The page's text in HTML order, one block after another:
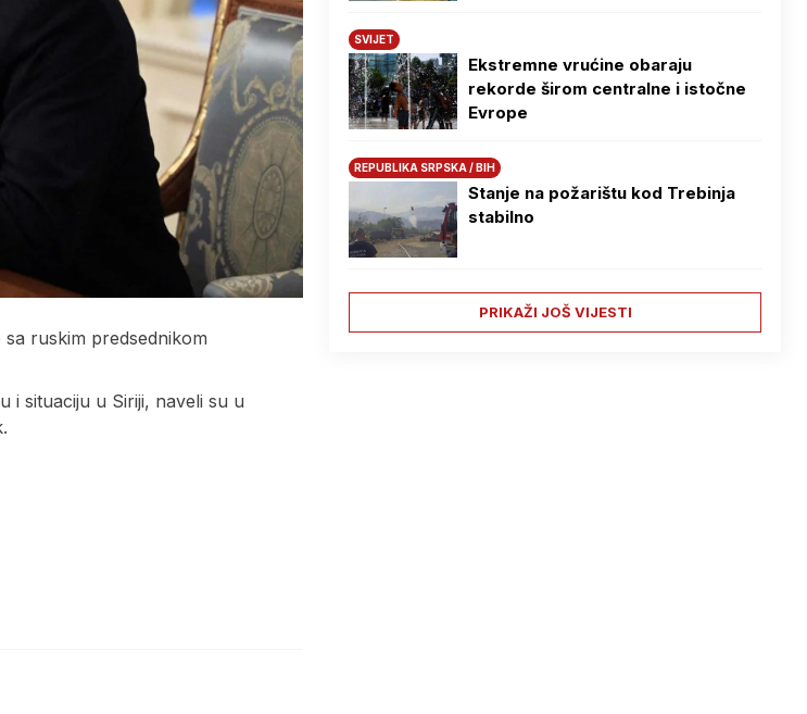
ruskim predsednikom
i situaciju u Siriji, naveli su u
SVIJET
Ekstremne vrućine obaraju
rekorde širom centralne i istočne
Evrope
REPUBLIKA SRPSKA / BIH
Stanje na požarištu kod Trebinja
stabilno
PRIKAŽI JOŠ VIJESTI